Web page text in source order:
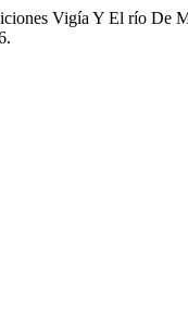
Vigía Y El río De